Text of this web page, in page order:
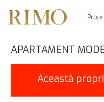
APARTAMENT
Această